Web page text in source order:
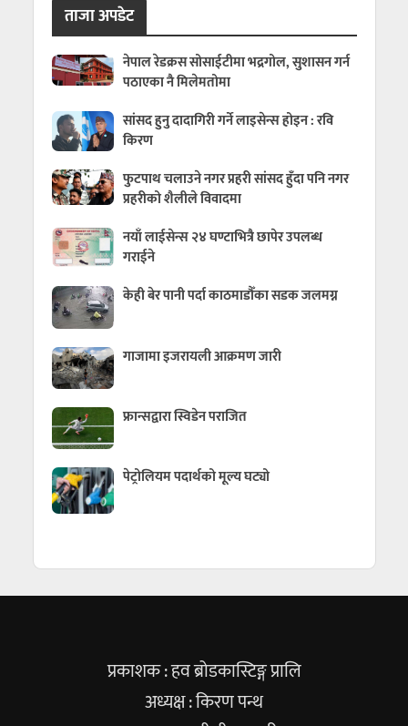
ताजा अपडेट
नेपाल रेडक्रस सोसाईटीमा भद्रगोल, सुशासन गर्न
पठाएका नै मिलेमतोमा
सांसद हुनु दादागिरी गर्ने लाइसेन्स होइन : रवि
किरण
फुटपाथ चलाउने नगर प्रहरी सांसद हुँदा पनि नगर
प्रहरीको शैलीले विवादमा
नयाँ लाईसेन्स २४ घण्टाभित्रै छापेर उपलब्ध
गराईने
केही बेर पानी पर्दा काठमाडौँका सडक जलमग्न
गाजामा इजरायली आक्रमण जारी
फ्रान्सद्वारा स्विडेन पराजित
पेट्रोलियम पदार्थको मूल्य घट्यो
प्रकाशक : हव ब्रोडकास्टिङ्ग प्रालि
अध्यक्ष : किरण पन्थ